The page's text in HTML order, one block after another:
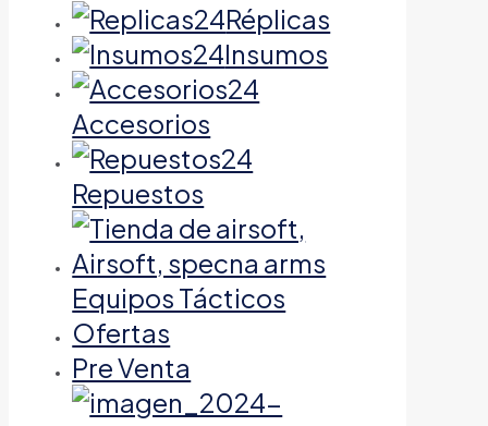
Réplicas
Insumos
Accesorios
Repuestos
Equipos Tácticos
Ofertas
Pre Venta